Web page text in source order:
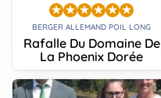
BERGER ALLEMAND POIL LONG
Rafalle Du Domaine De
La Phoenix Dorée